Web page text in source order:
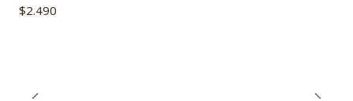
$2.490